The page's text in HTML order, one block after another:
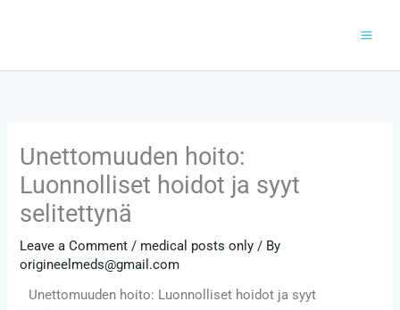
Unettomuuden hoito:
Luonnolliset hoidot ja syyt
selitettynä
Leave a Comment / medical posts only / By
origineelmeds@gmail.com
Unettomuuden hoito: Luonnolliset hoidot ja syyt